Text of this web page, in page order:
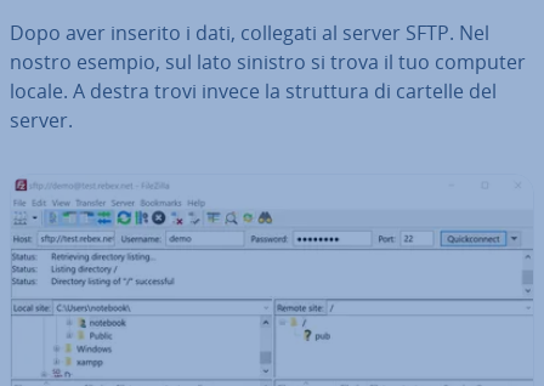
Dopo aver inserito i dati, collegati al server SFTP. Nel
nostro esempio, sul lato sinistro si trova il tuo computer
locale. A destra trovi invece la struttura di cartelle del
server.